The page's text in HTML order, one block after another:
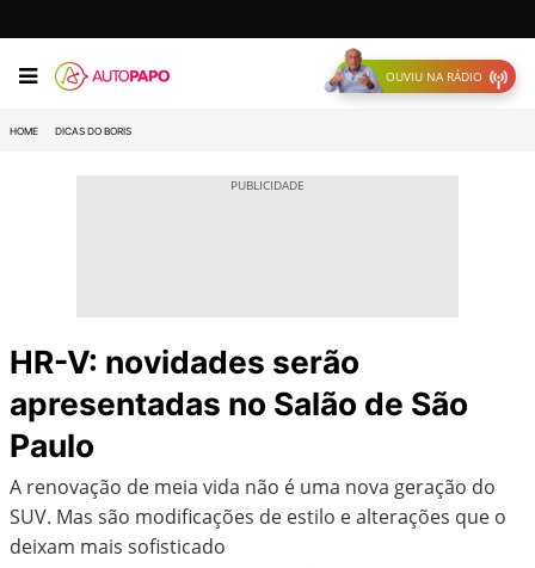
OUVIU NA RÁDIO
HOME DICAS DO BORIS
HR-V: novidades serão
apresentadas no Salão de São
Paulo
A renovação de meia vida não é uma nova geração do
SUV. Mas são modificações de estilo e alterações que o
deixam mais sofisticado